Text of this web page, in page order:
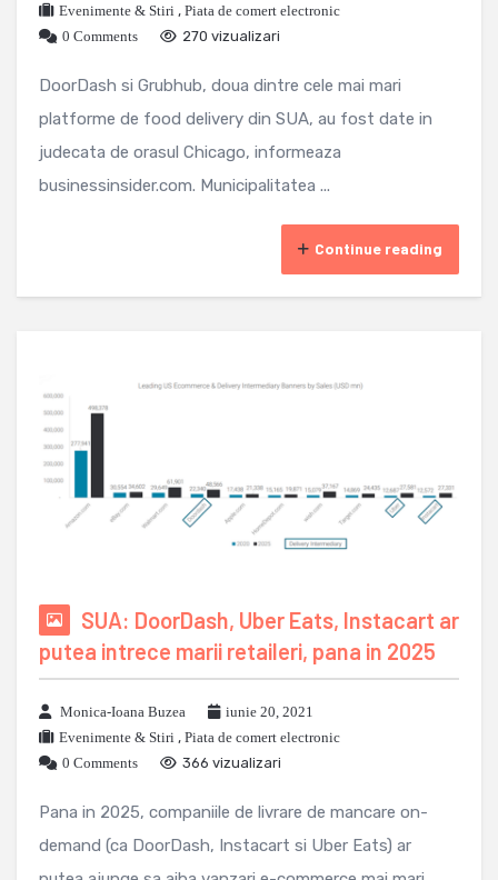
Evenimente & Stiri , Piata de comert electronic
0 Comments
270 vizualizari
DoorDash si Grubhub, doua dintre cele mai mari
platforme de food delivery din SUA, au fost date in
judecata de orasul Chicago, informeaza
businessinsider.com. Municipalitatea ...
Continue reading
SUA: DoorDash, Uber Eats, Instacart ar
putea intrece marii retaileri, pana in 2025
Monica-Ioana Buzea
iunie 20, 2021
Evenimente & Stiri , Piata de comert electronic
0 Comments
366 vizualizari
Pana in 2025, companiile de livrare de mancare on-
demand (ca DoorDash, Instacart si Uber Eats) ar